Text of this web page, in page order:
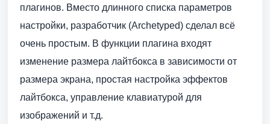
плагинов. Вместо длинного списка параметров
настройки, разработчик (Archetyped) сделал всё
очень простым. В функции плагина входят
изменение размера лайтбокса в зависимости от
размера экрана, простая настройка эффектов
лайтбокса, управление клавиатурой для
изображений и т.д.